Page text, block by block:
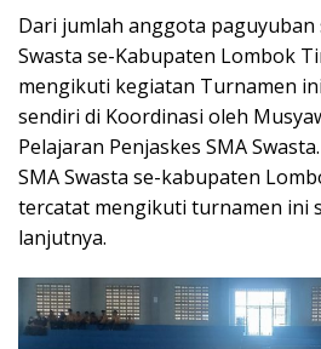
Dari jumlah anggota paguyuban
Swasta se-Kabupaten Lombok
mengikuti kegiatan Turnamen
sendiri di Koordinasi oleh
Pelajaran Penjaskes SMA
SMA Swasta se-kabupaten
tercatat mengikuti turnamen ini
lanjutnya.